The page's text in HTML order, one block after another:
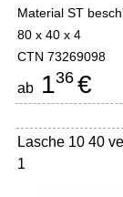
Material ST
80 x 40 x 4
CTN 73269098
ab 136 €
Lasche 10 40
1